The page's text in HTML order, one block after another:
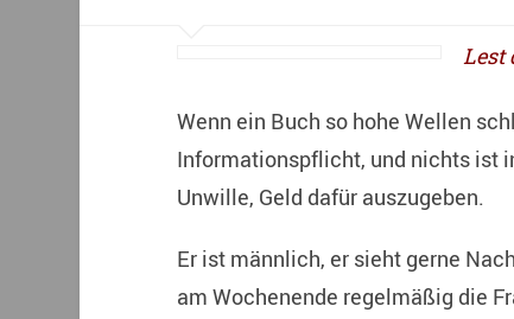
Lest
Wenn ein Buch so hohe Wellen
Informationspflicht, und nichts ist
Unwille, Geld dafür auszugeben.
Er ist männlich, er sieht gerne
am Wochenende regelmäßig die